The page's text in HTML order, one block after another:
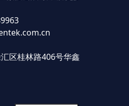
区桂林路406号华鑫